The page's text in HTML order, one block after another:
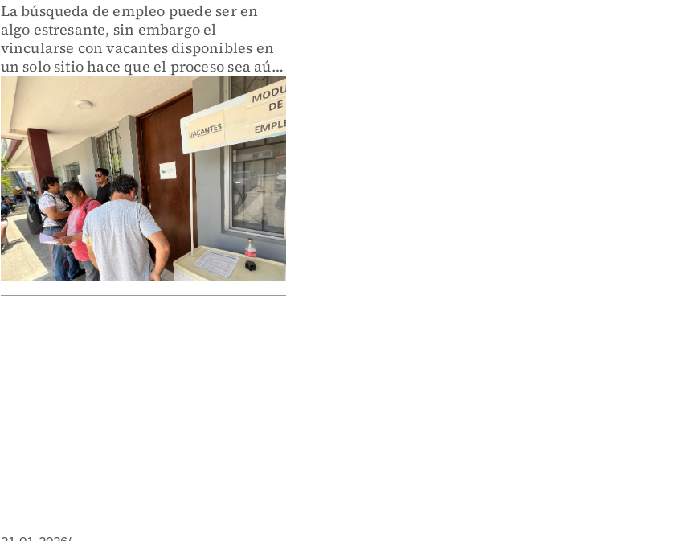
La búsqueda de empleo puede ser en
algo estresante, sin embargo el
vincularse con vacantes disponibles en
un solo sitio hace que el proceso sea aún
más cómodo.